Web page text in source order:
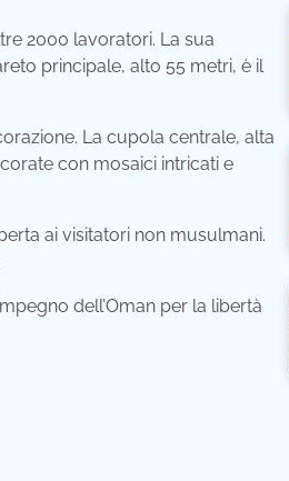
2000 lavoratori. La sua
principale, alto 55 metri, è il
La cupola centrale, alta
con mosaici intricati e
ai visitatori non musulmani.
dell’Oman per la libertà